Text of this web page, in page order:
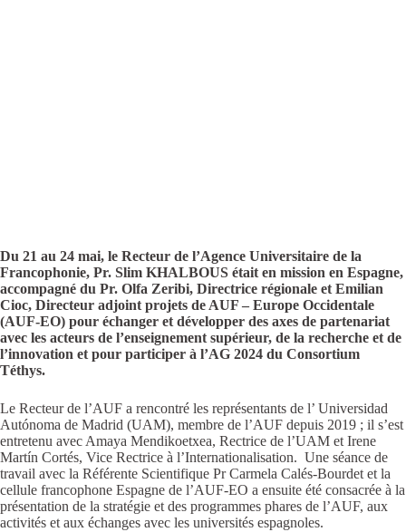
Du 21 au 24 mai, le Recteur de l’Agence Universitaire de la
Francophonie, Pr. Slim KHALBOUS était en mission en Espagne,
accompagné du Pr. Olfa Zeribi, Directrice régionale et Emilian
Cioc, Directeur adjoint projets de AUF – Europe Occidentale
(AUF-EO) pour échanger et développer des axes de partenariat
avec les acteurs de l’enseignement supérieur, de la recherche et de
l’innovation et pour participer à l’AG 2024 du Consortium
Téthys.
Le Recteur de l’AUF a rencontré les représentants de l’ Universidad
Autónoma de Madrid (UAM), membre de l’AUF depuis 2019 ; il s’est
entretenu avec Amaya Mendikoetxea, Rectrice de l’UAM et Irene
Martín Cortés, Vice Rectrice à l’Internationalisation. Une séance de
travail avec la Référente Scientifique Pr Carmela Calés-Bourdet et la
cellule francophone Espagne de l’AUF-EO a ensuite été consacrée à la
présentation de la stratégie et des programmes phares de l’AUF, aux
activités et aux échanges avec les universités espagnoles.